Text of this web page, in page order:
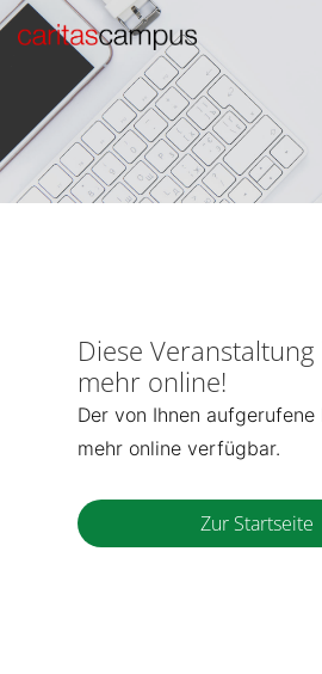
Diese
mehr online!
Der von Ihnen
mehr online verfügbar.
Zur Startseite